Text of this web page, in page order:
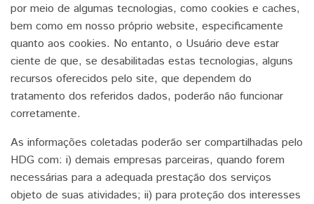
por meio de algumas tecnologias, como cookies e caches,
bem como em nosso próprio website, especificamente
quanto aos cookies. No entanto, o Usuário deve estar
ciente de que, se desabilitadas estas tecnologias, alguns
recursos oferecidos pelo site, que dependem do
tratamento dos referidos dados, poderão não funcionar
corretamente.
As informações coletadas poderão ser compartilhadas pelo
HDG com: i) demais empresas parceiras, quando forem
necessárias para a adequada prestação dos serviços
objeto de suas atividades; ii) para proteção dos interesses